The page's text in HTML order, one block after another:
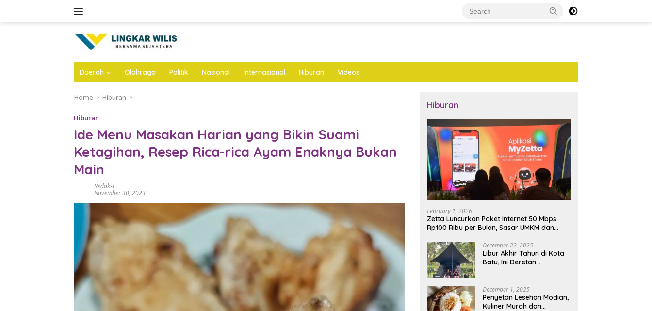
Daerah Olahraga Politik Nasional Internasional Hiburan Videos
Home Hiburan
Hiburan
Ide Menu Masakan Harian yang Bikin Suami
Ketagihan, Resep Rica-rica Ayam Enaknya Bukan
Main
Redaksi
November 30, 2023
Hiburan
February 1, 2026
Zetta Luncurkan Paket Internet 50 Mbps
Rp100 Ribu per Bulan, Sasar UMKM dan
December 22, 2025
Libur Akhir Tahun di Kota
Batu, Ini Deretan
December 1, 2025
Penyetan Lesehan Modian,
Kuliner Murah dan